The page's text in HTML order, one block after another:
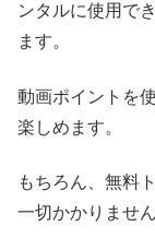
ンタルに使用で
ます。
動画ポイントを
楽しめます。
もちろん、無料
一切かかりません